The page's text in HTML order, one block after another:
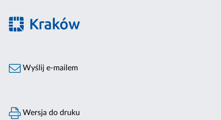
Wyślij e-mailem
Wersja do druku